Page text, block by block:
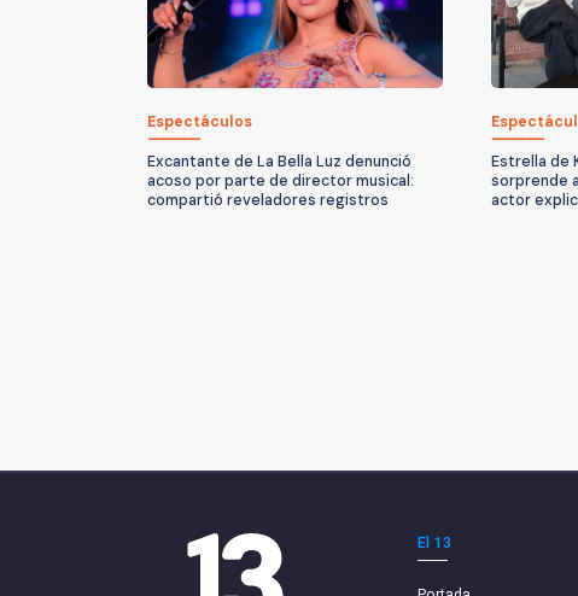
Espectáculos
Excantante de La Bella Luz denunció
acoso por parte de director musical:
compartió reveladores registros
Estrella de
sorprende
actor
El 13